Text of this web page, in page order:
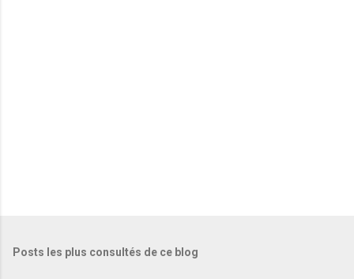
Posts les plus consultés de ce blog